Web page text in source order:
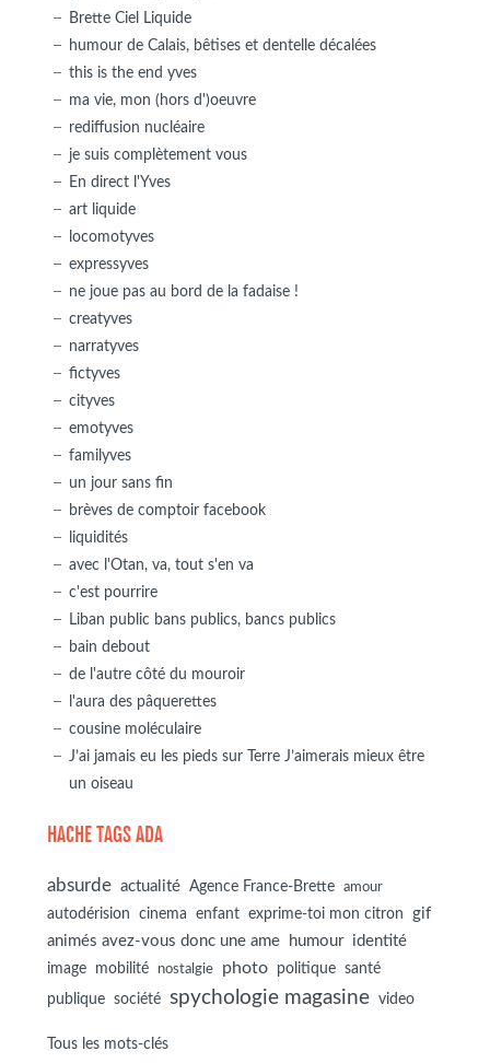
Brette Ciel Liquide
humour de Calais, bêtises et dentelle décalées
this is the end yves
ma vie, mon (hors d')oeuvre
rediffusion nucléaire
je suis complètement vous
En direct l'Yves
art liquide
locomotyves
expressyves
ne joue pas au bord de la fadaise !
creatyves
narratyves
fictyves
cityves
emotyves
familyves
un jour sans fin
brèves de comptoir facebook
liquidités
avec l'Otan, va, tout s'en va
c'est pourrire
Liban public bans publics, bancs publics
bain debout
de l'autre côté du mouroir
l'aura des pâquerettes
cousine moléculaire
J’ai jamais eu les pieds sur Terre J’aimerais mieux être
un oiseau
HACHE TAGS ADA
absurde actualité Agence France-Brette amour
autodérision cinema enfant exprime-toi mon citron
gif
animés avez-vous donc une ame
humour identité
image mobilité nostalgie photo politique
santé
publique
société spychologie magasine video
Tous les mots-clés